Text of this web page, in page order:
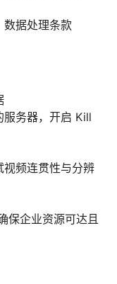
数据处理条款
服务器，开启 Kill
视频连贯性与分辨
保企业资源可达且